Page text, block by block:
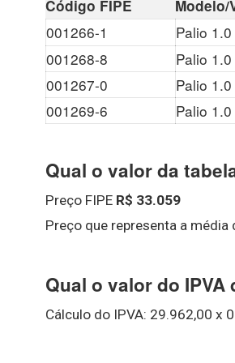
Código FIPE Modelo/
001266-1 Palio
001268-8 Palio
001267-0
Palio
001269-6
Palio
Qual o valor da
Preço FIPE R$ 33.059
Preço que representa a
Qual o valor do
Cálculo do IPVA: 29.962,00 x